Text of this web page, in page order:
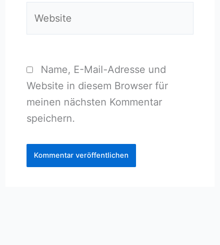
Name, E-Mail-Adresse und
Website in diesem Browser für
meinen nächsten Kommentar
speichern.